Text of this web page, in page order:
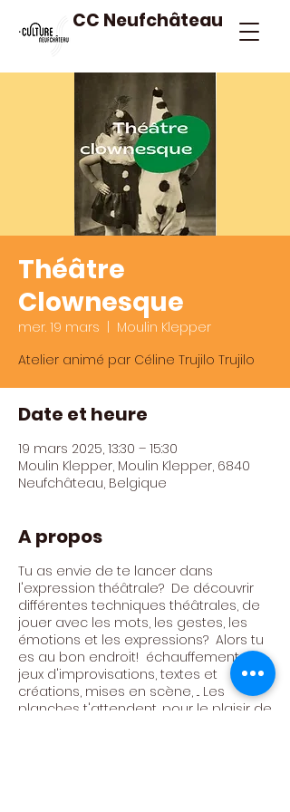
CC Neufchâteau
Théâtre
Clownesque
mer. 19 mars
Moulin Klepper
Atelier animé par Céline Trujilo Trujilo
Date et heure
19 mars 2025, 13:30 – 15:30
Moulin Klepper, Moulin Klepper, 6840
Neufchâteau, Belgique
A propos
Tu as envie de te lancer dans
l'expression théâtrale? De découvrir
différentes techniques théâtrales, de
jouer avec les mots, les gestes, les
émotions et les expressions? Alors tu
es au bon endroit! échauffements,
jeux d'improvisations, textes et
créations, mises en scène, ... Les
planches t'attendent, pour le plaisir de